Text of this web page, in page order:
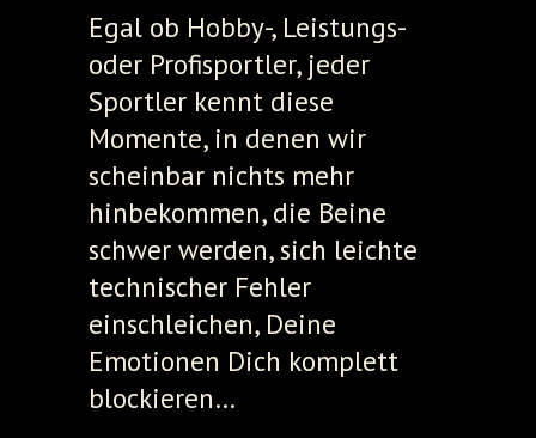
Egal ob Hobby-, Leistungs-
oder Profisportler, jeder
Sportler kennt diese
Momente, in denen wir
scheinbar nichts mehr
hinbekommen, die Beine
schwer werden, sich leichte
technischer Fehler
einschleichen, Deine
Emotionen Dich komplett
blockieren…